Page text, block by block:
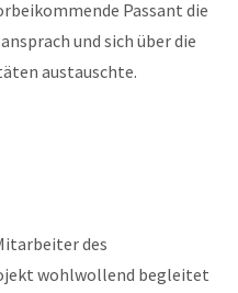
Passant die
und sich über die
austauschte.
des
wohlwollend begleitet